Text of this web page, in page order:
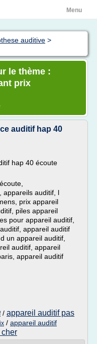
Menu
auditive >
le thème :
prix
auditif hap 40
hap 40 écoute
appareils auditif, l
prix appareil
piles appareil
pour appareil auditif,
appareil auditif
un appareil auditif,
auditif, appareil
appareil auditif
/ appareil auditif pas
/ appareil auditif